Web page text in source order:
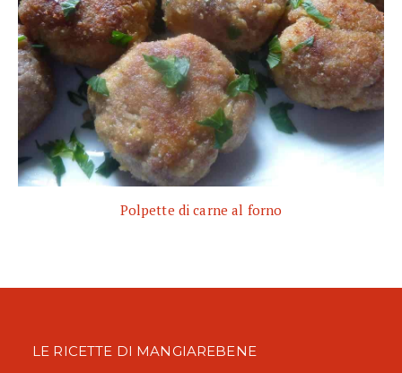
Polpette di carne al forno
LE RICETTE DI MANGIAREBENE